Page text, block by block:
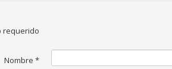
requerido
Nombre *